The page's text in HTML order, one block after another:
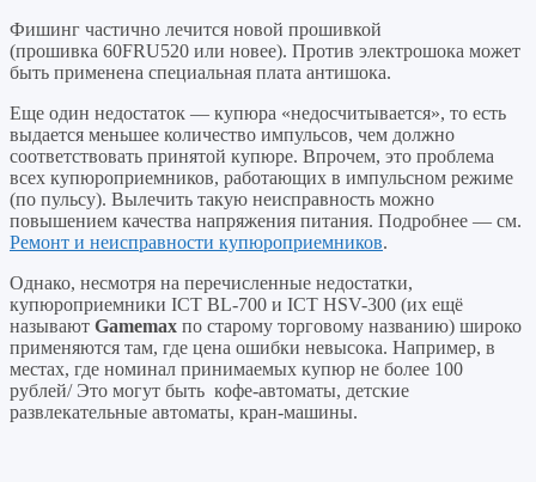
Фишинг частично лечится новой прошивкой
(прошивка 60FRU520 или новее). Против электрошока может
быть применена специальная плата антишока.
Еще один недостаток — купюра «недосчитывается», то есть
выдается меньшее количество импульсов, чем должно
соответствовать принятой купюре. Впрочем, это проблема
всех купюроприемников, работающих в импульсном режиме
(по пульсу). Вылечить такую неисправность можно
повышением качества напряжения питания. Подробнее — см.
Ремонт и неисправности купюроприемников.
Однако, несмотря на перечисленные недостатки,
купюроприемники ICT BL-700 и ICT HSV-300 (их ещё
называют Gamemax по старому торговому названию) широко
применяются там, где цена ошибки невысока. Например, в
местах, где номинал принимаемых купюр не более 100
рублей/ Это могут быть кофе-автоматы, детские
развлекательные автоматы, кран-машины.